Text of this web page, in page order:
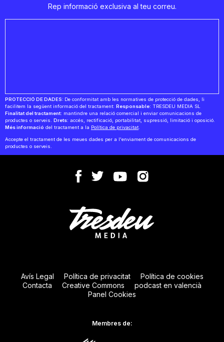
Rep informació exclusiva al teu correu.
PROTECCIÓ DE DADES: De conformitat amb les normatives de protecció de dades, li
facilitem la següent informació del tractament: Responsable: TRESDEU MEDIA SL
Finalitat del tractament: mantindre una relació comercial i enviar comunicacions de
productes o serveis. Drets: accés, rectificació, portabilitat, supressió, limitació i oposició.
Més informació del tractament a la Política de privacitat
Accepte el tractament de les meues dades per a l'enviament de comunicacions de
productes o serveis.
Avís Legal Política de privacitat
Política de cookies
Contacta
Creative Commons
podcast en valencià
Panel Cookies
Membres de: